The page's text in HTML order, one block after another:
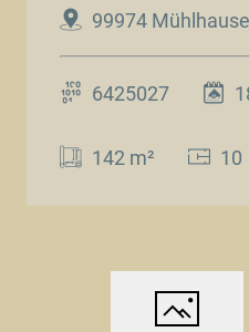
99974
6425027
142 m² 10